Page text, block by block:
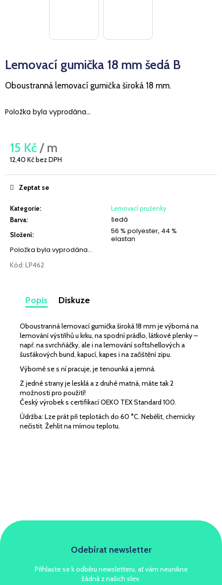
Lemovací gumička 18 mm šedá B
Oboustranná lemovací gumička široká 18 mm.
Položka byla vyprodána…
15 Kč / m
12,40 Kč bez DPH
cena:
Kategorie:
Lemovací pruženky
Barva: šedá
Složení:
56 % polyester, 44 %
elastan
Položka byla vyprodána…
Kód: LP462
Zeptat se
Popis Diskuze
Oboustranná lemovací gumička široká 18 mm je výborná na
lemování výstřihů u krku, na spodní prádlo, látkové plenky –
např. na svrchňáčky, ale i na lemování softshellových a
šusťákových bund, kapucí, kapes i na začištění zipu.
Výborně se s ní pracuje, je tenounká a jemná.
Z jedné strany je lesklá a z druhé matná, máte tak 2
možnosti pro použití!
Český výrobek s certifikací OEKO TEX Standard 100.
Údržba: Lze prát při teplotách do 60 °C. Nebělit, chemicky
nečistit. Žehlit na mírnou teplotu.
?
HLEDAT
D
o
u
č
u
j
m
LEHKÁ
PLÁŠŤOVKA
BORDÓ
259
Kč
Odebírat newsletter
Přihlaste se k odběru newsletteru, ať vám neunikne
žádná z našich slev.